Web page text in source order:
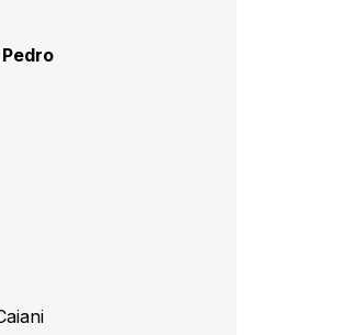
Pedro